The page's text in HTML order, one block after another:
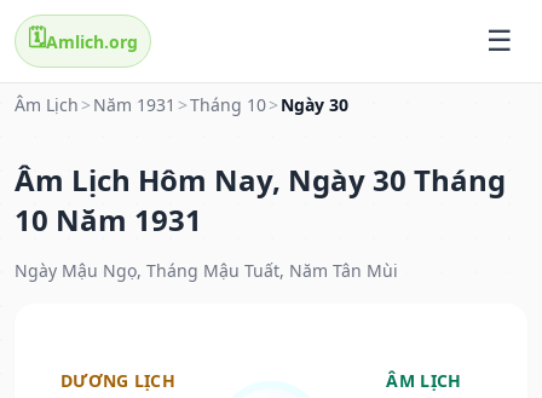
🗓️Amlich.org
Âm Lịch > Năm 1931 >Tháng 10> Ngày 30
Âm Lịch Hôm Nay, Ngày 30 Tháng
10 Năm 1931
Ngày Mậu Ngọ, Tháng Mậu Tuất, Năm Tân Mùi
DƯƠNG LỊCH ÂM LỊCH